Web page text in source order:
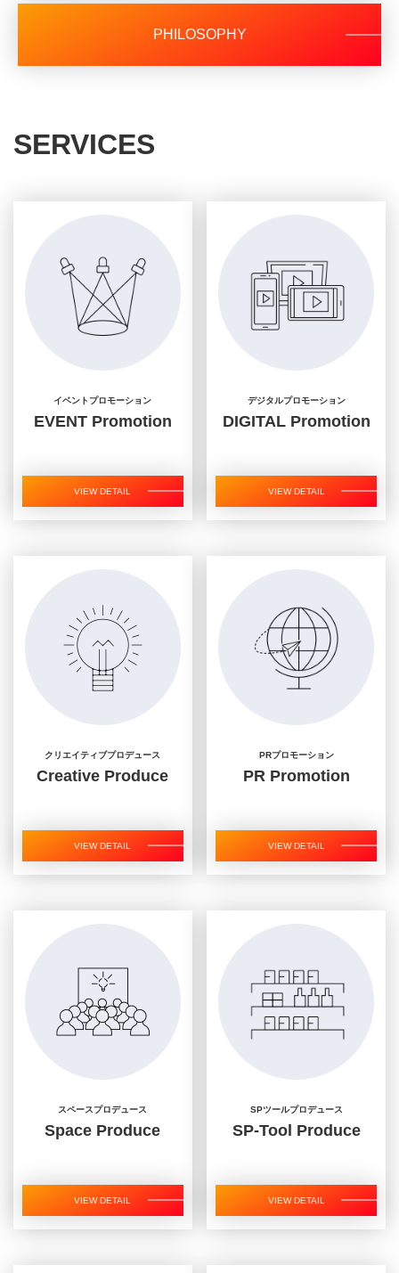
PHILOSOPHY
SERVICES
イベントプロモーション
EVENT Promotion
VIEW DETAIL
デジタルプロモーション
DIGITAL Promotion
VIEW DETAIL
クリエイティブプロデュース
Creative Produce
VIEW DETAIL
PRプロモーション
PR Promotion
VIEW DETAIL
スペースプロデュース
Space Produce
VIEW DETAIL
SPツールプロデュース
SP-Tool Produce
VIEW DETAIL